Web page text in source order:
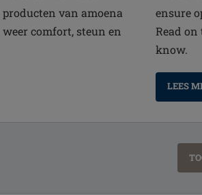
van amoena
comfort, steun en
ensure
Read
know.
LEES